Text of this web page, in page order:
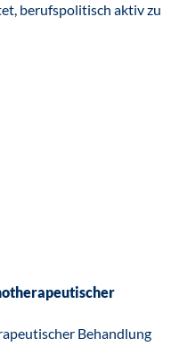
berufspolitisch aktiv zu
Behandlung